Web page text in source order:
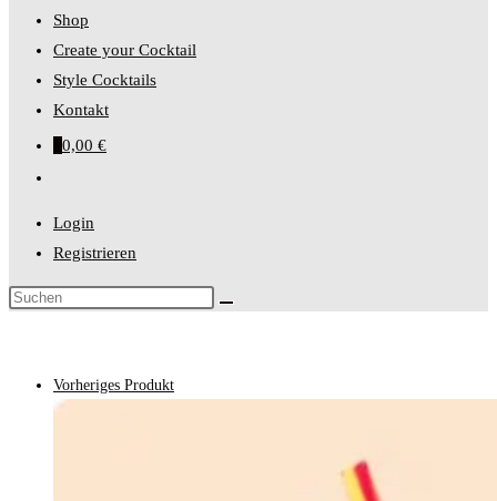
Shop
Create your Cocktail
Style Cocktails
Kontakt
0,00 €
Login
Registrieren
Vorheriges Produkt